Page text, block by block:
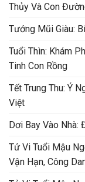
Thủy Và Con
Tướng Mũi Giàu:
Tuổi Thìn: Khám
Tinh Con Rồng
Tết Trung Thu: Ý
Việt
Dơi Bay Vào Nhà:
Tử Vi Tuổi Mậu
Vận Hạn, Công